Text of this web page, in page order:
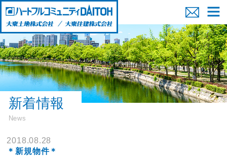
新着情報
News
2018.08.28
＊新規物件＊